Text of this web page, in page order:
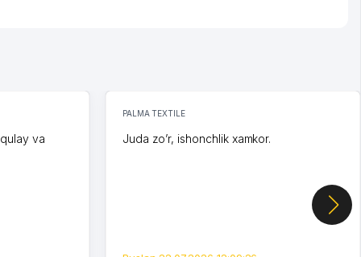
va
PALMA TEXTILE
Juda zo’r, ishonchlik xamkor.